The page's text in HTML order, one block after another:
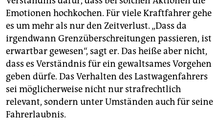
Emotionen hochkochen. Für viele Kraftfahrer gehe
es um mehr als nur den Zeitverlust. „Dass da
irgendwann Grenzüberschreitungen passieren, ist
erwartbar gewesen“, sagt er. Das heiße aber nicht,
dass es Verständnis für ein gewaltsames Vorgehen
geben dürfe. Das Verhalten des Lastwagenfahrers
sei möglicherweise nicht nur strafrechtlich
relevant, sondern unter Umständen auch für seine
Fahrerlaubnis.